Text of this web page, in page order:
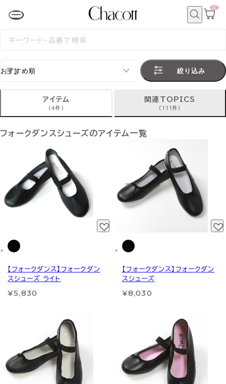
カ
0
検
絞り込み
アイテム
(4件)
関連TOPICS
(111件)
フォークダンスシューズのアイテム一覧
【フォークダンス】フォークダン
スシューズ ライト
¥5,830
【フォークダンス】フォークダン
スシューズ
¥8,030